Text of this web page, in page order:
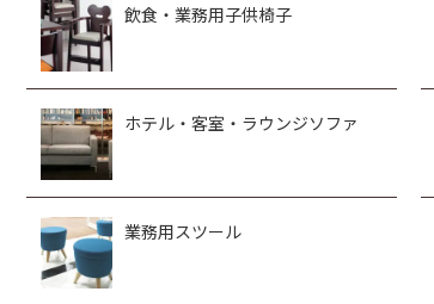
飲食・業務用子供椅子
ホテル・客室・ラウンジソファ
業務用スツール